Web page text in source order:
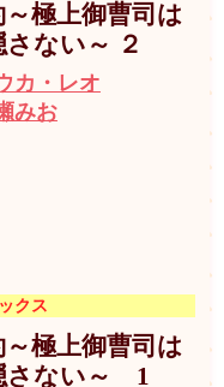
極上御曹司は
ない～ ２
カ・レオ
みお
クス
極上御曹司は
さない～ 1